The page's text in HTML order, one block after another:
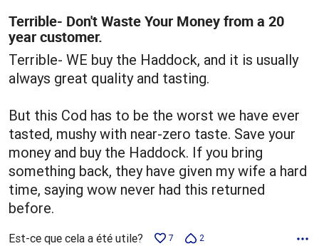
Terrible- Don't Waste Your Money from a 20
year customer.
Terrible- WE buy the Haddock, and it is usually
always great quality and tasting.
But this Cod has to be the worst we have ever
tasted, mushy with near-zero taste. Save your
money and buy the Haddock. If you bring
something back, they have given my wife a hard
time, saying wow never had this returned
before.
Est-ce que cela a été utile? 7 2